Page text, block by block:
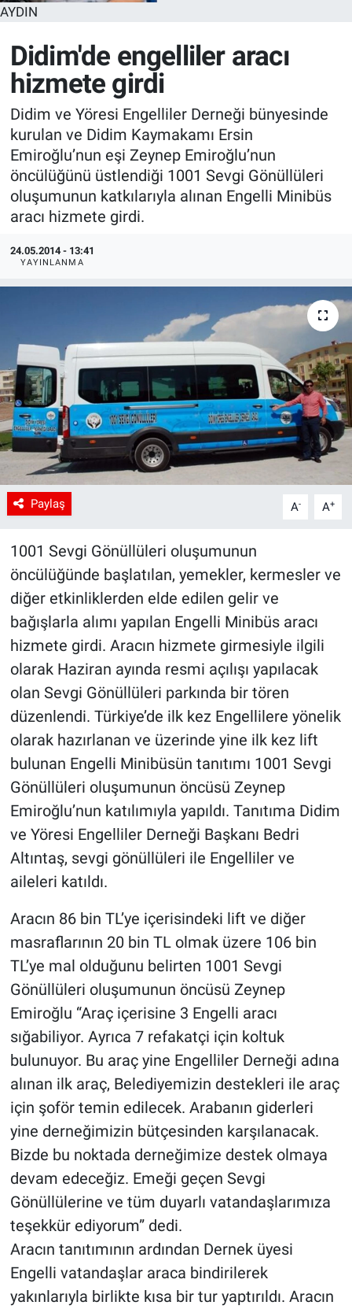
AYDIN
Didim'de engelliler aracı
hizmete girdi
Didim ve Yöresi Engelliler Derneği bünyesinde
kurulan ve Didim Kaymakamı Ersin
Emiroğlu’nun eşi Zeynep Emiroğlu’nun
öncülüğünü üstlendiği 1001 Sevgi Gönüllüleri
oluşumunun katkılarıyla alınan Engelli Minibüs
aracı hizmete girdi.
24.05.2014 - 13:41
YAYINLANMA
Paylaş A- A+
1001 Sevgi Gönüllüleri oluşumunun
öncülüğünde başlatılan, yemekler, kermesler ve
diğer etkinliklerden elde edilen gelir ve
bağışlarla alımı yapılan Engelli Minibüs aracı
hizmete girdi. Aracın hizmete girmesiyle ilgili
olarak Haziran ayında resmi açılışı yapılacak
olan Sevgi Gönüllüleri parkında bir tören
düzenlendi. Türkiye’de ilk kez Engellilere yönelik
olarak hazırlanan ve üzerinde yine ilk kez lift
bulunan Engelli Minibüsün tanıtımı 1001 Sevgi
Gönüllüleri oluşumunun öncüsü Zeynep
Emiroğlu’nun katılımıyla yapıldı. Tanıtıma Didim
ve Yöresi Engelliler Derneği Başkanı Bedri
Altıntaş, sevgi gönüllüleri ile Engelliler ve
aileleri katıldı.
Aracın 86 bin TL’ye içerisindeki lift ve diğer
masraflarının 20 bin TL olmak üzere 106 bin
TL’ye mal olduğunu belirten 1001 Sevgi
Gönüllüleri oluşumunun öncüsü Zeynep
Emiroğlu “Araç içerisine 3 Engelli aracı
sığabiliyor. Ayrıca 7 refakatçi için koltuk
bulunuyor. Bu araç yine Engelliler Derneği adına
alınan ilk araç, Belediyemizin destekleri ile araç
için şoför temin edilecek. Arabanın giderleri
yine derneğimizin bütçesinden karşılanacak.
Bizde bu noktada derneğimize destek olmaya
devam edeceğiz. Emeği geçen Sevgi
Gönüllülerine ve tüm duyarlı vatandaşlarımıza
teşekkür ediyorum” dedi.
Aracın tanıtımının ardından Dernek üyesi
Engelli vatandaşlar araca bindirilerek
yakınlarıyla birlikte kısa bir tur yaptırıldı. Aracın